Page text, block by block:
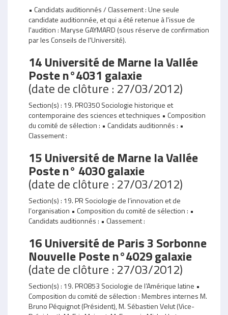
• Candidats auditionnés / Classement : Une seule
candidate auditionnée, et qui a été retenue à l'issue de
l'audition : Maryse GAYMARD (sous réserve de confirmation
par les Conseils de l'Université).
14 Université de Marne la Vallée
Poste n°4031 galaxie
(date de clôture : 27/03/2012)
Section(s) : 19. PR0350 Sociologie historique et
contemporaine des sciences et techniques • Composition
du comité de sélection : • Candidats auditionnés : •
Classement :
15 Université de Marne la Vallée
Poste n° 4030 galaxie
(date de clôture : 27/03/2012)
Section(s) : 19. PR Sociologie de l’innovation et de
l’organisation • Composition du comité de sélection : •
Candidats auditionnés : • Classement :
16 Université de Paris 3 Sorbonne
Nouvelle Poste n°4029 galaxie
(date de clôture : 27/03/2012)
Section(s) : 19. PR0853 Sociologie de l’Amérique latine •
Composition du comité de sélection : Membres internes M.
Bruno Péquignot (Président), M. Sébastien Velut (Vice-